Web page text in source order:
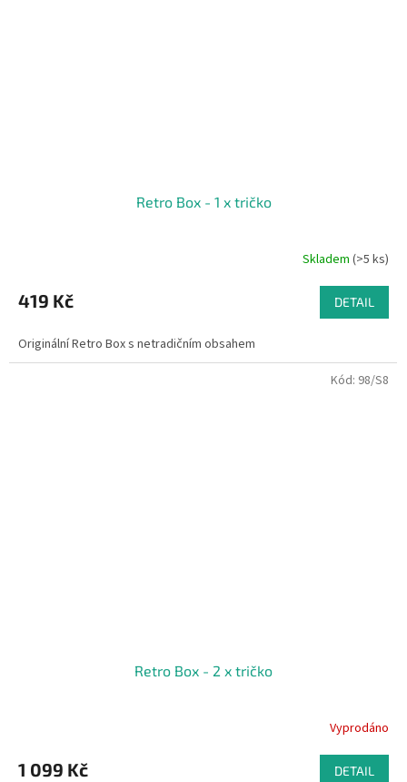
Retro Box - 1 x tričko
produktu
je
z
5
Skladem(>5 ks)
419 Kč DETAIL
Originální Retro Box s netradičním obsahem
Retro Box - 2 x tričko
Vyprodáno
1 099 Kč DETAIL
Kód: 98/S8